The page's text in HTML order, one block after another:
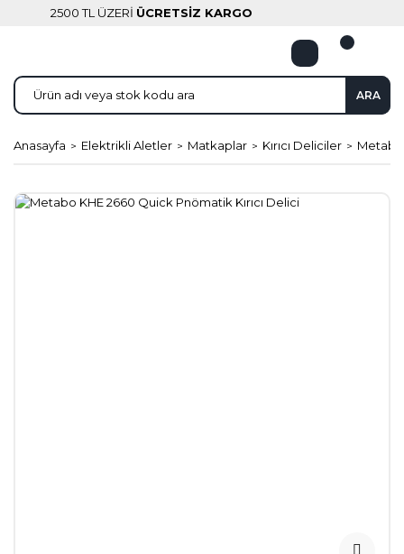
2500 TL ÜZERİ ÜCRETSİZ KARGO
ARA
Anasayfa Elektrikli Aletler Matkaplar Kırıcı Deliciler Metabo